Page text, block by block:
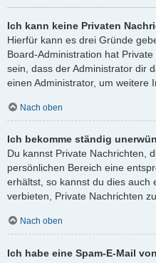
Ich kann keine Privaten
Hierfür kann es drei Gründe
Board-Administration hat
sein, dass der Administrator dir
einen Administrator, um weitere
Nach oben
Ich bekomme ständig
Du kannst Private Nachrichten,
persönlichen Bereich eine
erhältst, so kannst du dies auch
verbieten, Private Nachrichten
Nach oben
Ich habe eine Spam-E-Mail